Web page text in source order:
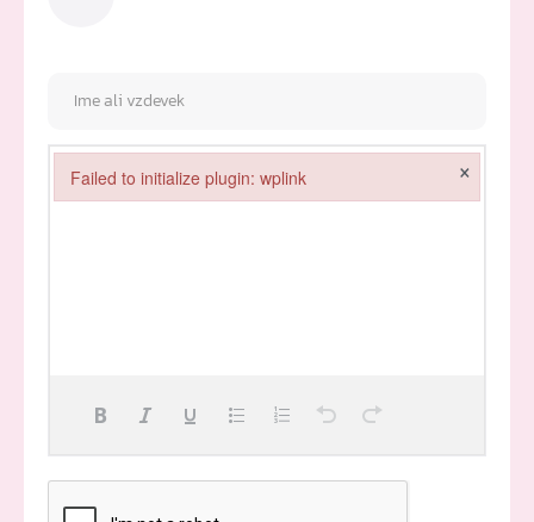
Failed to initialize plugin: wplink ×
Failed to initialize plugin: wplink